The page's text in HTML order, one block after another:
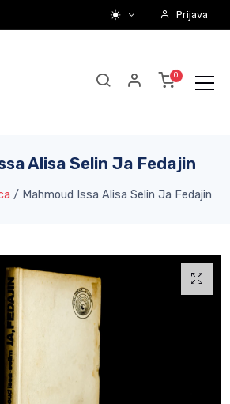
Prijava
Alisa Selin Ja Fedajin
/ Mahmoud Issa Alisa Selin Ja Fedajin